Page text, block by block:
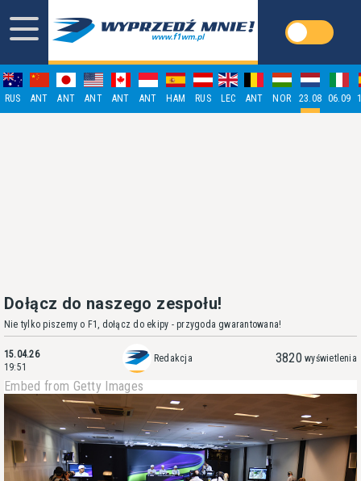
RUS ANT ANT ANT ANT ANT HAM RUS LEC ANT NOR 23.08 06.09
Dołącz do naszego zespołu!
Nie tylko piszemy o F1, dołącz do ekipy - przygoda gwarantowana!
15.04.26
19:51
Redakcja 3820 wyświetlenia
Embed from Getty Images